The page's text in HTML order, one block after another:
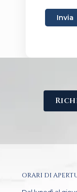
Invia
ORARI DI